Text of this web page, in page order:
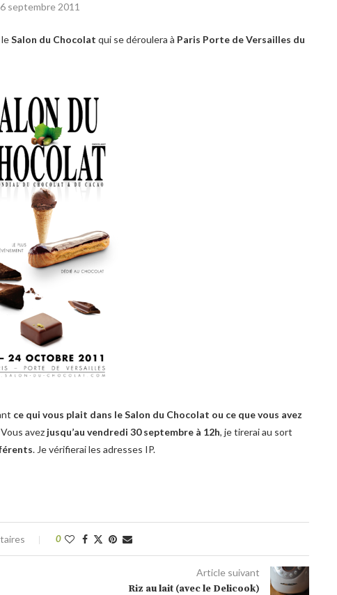
septembre 2011
Salon du Chocolat qui se déroulera à Paris Porte de Versailles du
ce qui vous plait dans le Salon du Chocolat ou ce que vous avez
avez jusqu’au vendredi 30 septembre à 12h, je tirerai au sort
. Je vérifierai les adresses IP.
0
Article suivant
Riz au lait (avec le Delicook)